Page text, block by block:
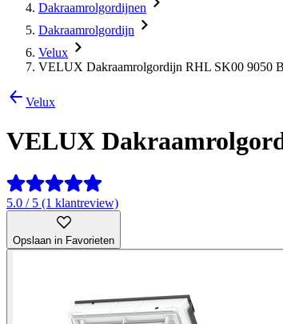
Dakraamrolgordijnen
Dakraamrolgordijn
Velux
VELUX Dakraamrolgordijn RHL SK00 9050
Velux
VELUX
5.0 / 5 (1 klantreview)
Opslaan in Favorieten